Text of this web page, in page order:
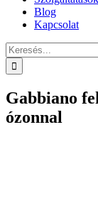
Blog
Kapcsolat
Keresés...
Gabbiano
ózonnal